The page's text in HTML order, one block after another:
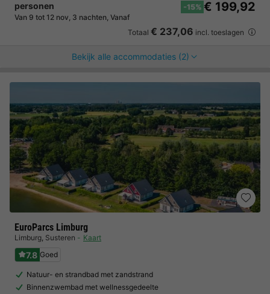
personen
Van 9 tot 12 nov, 3 nachten, Vanaf
-15% € 199,92
Totaal € 237,06 incl. toeslagen
Bekijk alle accommodaties (2)
EuroParcs Limburg
Limburg, Susteren Kaart
7.8 Goed
Natuur- en strandbad met zandstrand
Binnenzwembad met wellnessgedeelte